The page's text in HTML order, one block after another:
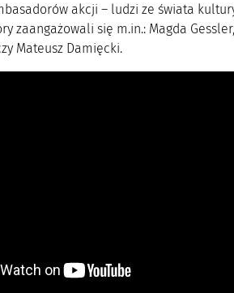
akcji – ludzi ze świata
zaangażowali się m.in.: Magda
Mateusz Damięcki.